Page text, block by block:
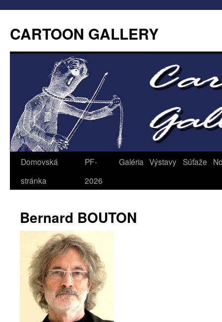
CARTOON GALLERY
Domovská
stránka
PF-
2026
Galéria Výstavy Súťaže
Bernard BOUTON